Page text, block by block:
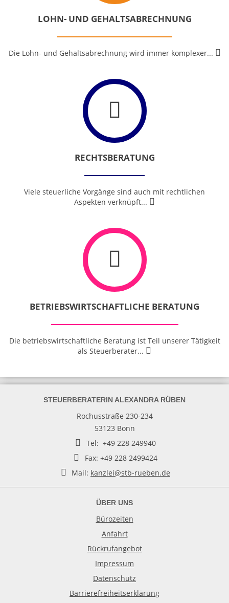
LOHN- UND GEHALTSABRECHNUNG
Die Lohn- und Gehaltsabrechnung wird immer komplexer...
RECHTSBERATUNG
Viele steuerliche Vorgänge sind auch mit rechtlichen
Aspekten verknüpft...
BETRIEBSWIRTSCHAFTLICHE BERATUNG
Die betriebswirtschaftliche Beratung ist Teil unserer Tätigkeit
als Steuerberater...
STEUERBERATERIN ALEXANDRA RÜBEN
Rochusstraße 230-234
53123 Bonn
Tel: +49 228 249940
Fax: +49 228 2499424
Mail: kanzlei@stb-rueben.de
ÜBER UNS
Bürozeiten
Anfahrt
Rückrufangebot
Impressum
Datenschutz
Barrierefreiheitserklärung